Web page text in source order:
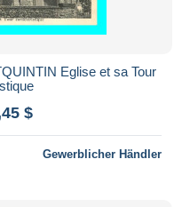
Eglise et sa Tour
$
Gewerblicher Händler